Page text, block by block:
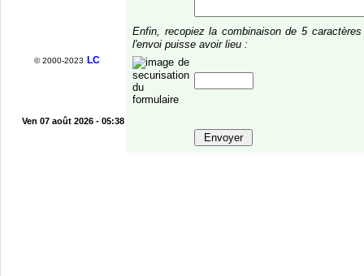
© 2000-2023 LC
Ven 07 août 2026 - 05:38
Enfin, recopiez la combinaison de 5
l'envoi puisse avoir lieu :